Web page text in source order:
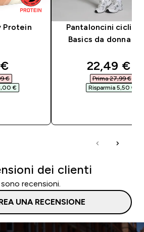
Protein
price
€‎
€‎
Pantaloncini ciclista
Basics da donna -
22,49 €‎
Prima 27,99 €‎
Risparmia 5,50 €‎
dei clienti
recensioni.
UNA RECENSIONE